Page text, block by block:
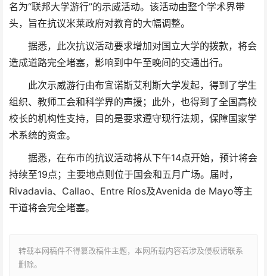
名为“联邦大学游行”的示威活动。该活动由整个学术界带
头，旨在抗议米莱政府对教育的大幅调整。
据悉，此次抗议活动要求增加对国立大学的拨款，将会
造成道路完全堵塞，影响到中午至晚间的交通出行。
此次示威游行由布宜诺斯艾利斯大学发起，得到了学生
组织、教师工会和科学界的声援；此外，也得到了全国高校
校长的机构性支持，目的是要求遵守现行法规，保障国家学
术系统的资金。
据悉，在布市的抗议活动将从下午14点开始，预计将会
持续至19点；主要地点则位于国会和五月广场。届时，
Rivadavia、Callao、Entre Ríos及Avenida de Mayo等主
干道将会完全堵塞。
转载本网稿件不得篡改稿件主题，本网所载内容若涉及侵权请联系
删除。